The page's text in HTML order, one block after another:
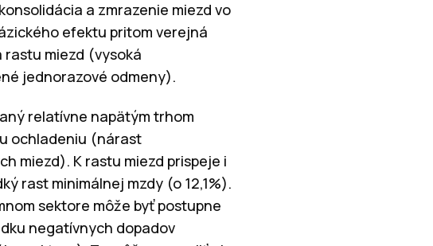
a zmrazenie miezd vo
efektu pritom verejná
rastu miezd (vysoká
jednorazové odmeny).
relatívne napätým trhom
ochladeniu (nárast
miezd). K rastu miezd prispeje i
rast minimálnej mzdy (o 12,1%).
sektore môže byť postupne
negatívnych dopadov